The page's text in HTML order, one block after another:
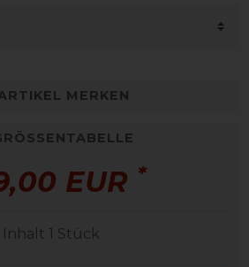
MERKEN
EUR *
Inhalt 1 Stück